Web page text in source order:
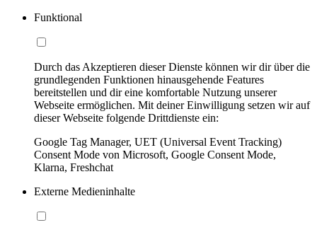
Funktional
Durch das Akzeptieren dieser Dienste können wir dir über die
grundlegenden Funktionen hinausgehende Features
bereitstellen und dir eine komfortable Nutzung unserer
Webseite ermöglichen. Mit deiner Einwilligung setzen wir auf
dieser Webseite folgende Drittdienste ein:
Google Tag Manager, UET (Universal Event Tracking)
Consent Mode von Microsoft, Google Consent Mode,
Klarna, Freshchat
Externe Medieninhalte